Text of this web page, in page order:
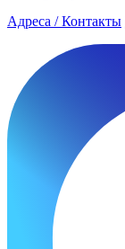
Адреса / Контакты